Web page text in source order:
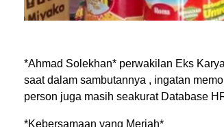
*Ahmad Solekhan* perwakilan Eks
saat dalam sambutannya , ingatan
person juga masih seakurat Database
*​Kebersamaan yang Meriah*